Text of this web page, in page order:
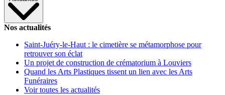
Nos actualités
Saint-Juéry-le-Haut : le cimetière se métamorphose pour
retrouver son éclat
Un projet de construction de crématorium à Louviers
Quand les Arts Plastiques tissent un lien avec les Arts
Funéraires
Voir toutes les actualités